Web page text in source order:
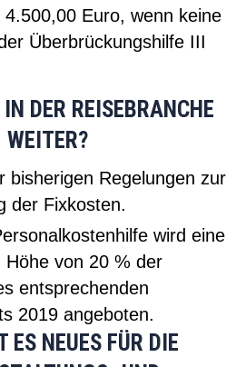
Euro, wenn keine
Überbrückungshilfe III
DER REISEBRANCHE
WEITER?
bisherigen Regelungen zur
der Fixkosten.
wird eine
Höhe von 20 % der
entsprechenden
2019 angeboten.
ES NEUES FÜR DIE